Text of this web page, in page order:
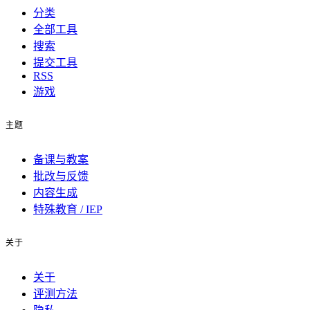
分类
全部工具
搜索
提交工具
RSS
游戏
主题
备课与教案
批改与反馈
内容生成
特殊教育 / IEP
关于
关于
评测方法